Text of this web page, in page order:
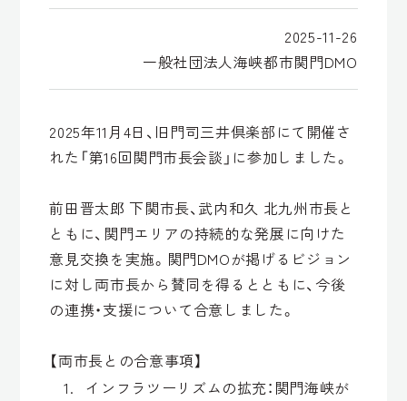
2025-11-26
一般社団法人海峡都市関門DMO
2025年11月4日、旧門司三井倶楽部にて開催さ
れた「第16回関門市長会談」に参加しました。
前田晋太郎 下関市長、武内和久 北九州市長と
ともに、関門エリアの持続的な発展に向けた
意見交換を実施。関門DMOが掲げるビジョン
に対し両市長から賛同を得るとともに、今後
の連携・支援について合意しました。
【両市長との合意事項】
インフラツーリズムの拡充：関門海峡が